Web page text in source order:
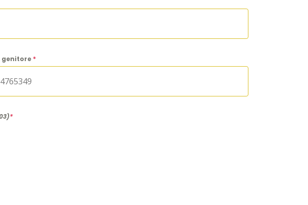
genitore *
*